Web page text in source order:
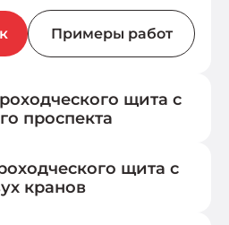
Примеры работ
щита с
проспекта
рассчитанные на
400 тонн, отличаются
щита с
кранов